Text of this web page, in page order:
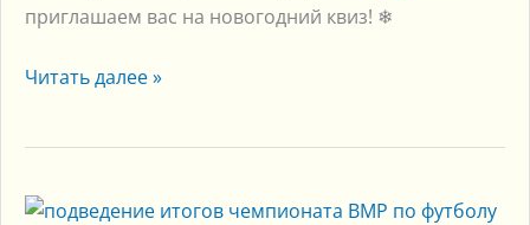
приглашаем вас на новогодний квиз! ❄
Читать далее »
Подведение